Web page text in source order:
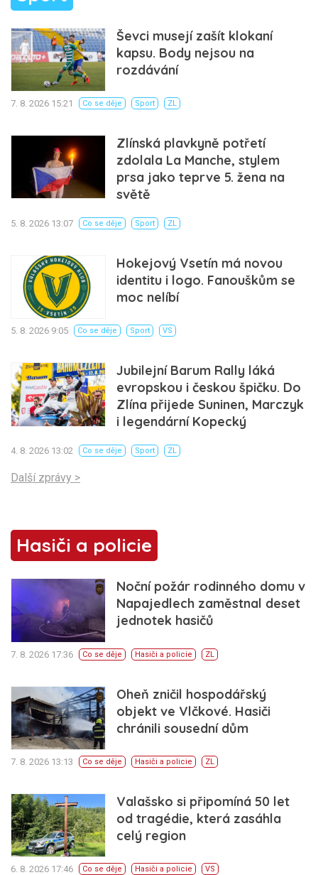
Ševci musejí zašít klokaní
kapsu. Body nejsou na
rozdávání
7. 8. 2026 15:21 Co se děje Sport ZL
Zlínská plavkyně potřetí
zdolala La Manche, stylem
prsa jako teprve 5. žena na
světě
5. 8. 2026 13:07 Co se děje Sport ZL
Hokejový Vsetín má novou
identitu i logo. Fanouškům se
moc nelíbí
5. 8. 2026 9:05 Co se děje Sport VS
Jubilejní Barum Rally láká
evropskou i českou špičku. Do
Zlína přijede Suninen, Marczyk
i legendární Kopecký
4. 8. 2026 13:02 Co se děje Sport ZL
Další zprávy >
Hasiči a policie
Noční požár rodinného domu v
Napajedlech zaměstnal deset
jednotek hasičů
7. 8. 2026 17:36 Co se děje Hasiči a policie ZL
Oheň zničil hospodářský
objekt ve Vlčkové. Hasiči
chránili sousední dům
7. 8. 2026 13:13 Co se děje Hasiči a policie ZL
Valašsko si připomíná 50 let
od tragédie, která zasáhla
celý region
6. 8. 2026 17:46 Co se děje Hasiči a policie VS